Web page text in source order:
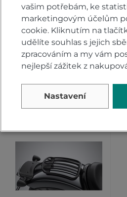
Zadní nosič Honda
CMX1100 Rebel
Skladem
5 689
Kč
vašim potřebám, ke
marketingovým účelům
cookie. Kliknutím na
udělíte souhlas s jejich
zpracováním a my vám
nejlepší zážitek z
Nastavení